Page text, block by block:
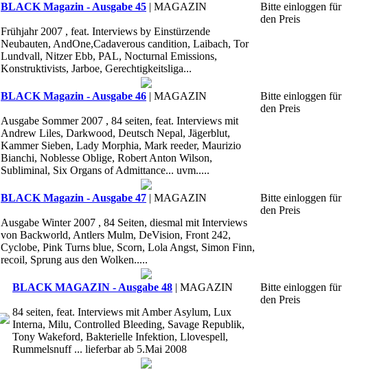
BLACK Magazin - Ausgabe 45 | MAGAZIN
Frühjahr 2007 , feat. Interviews by Einstürzende
Neubauten, AndOne,Cadaverous candition, Laibach, Tor
Lundvall, Nitzer Ebb, PAL, Nocturnal Emissions,
Konstruktivists, Jarboe, Gerechtigkeitsliga...
Bitte einloggen für
den Preis
BLACK Magazin - Ausgabe 46 | MAGAZIN
Ausgabe Sommer 2007 , 84 seiten, feat. Interviews mit
Andrew Liles, Darkwood, Deutsch Nepal, Jägerblut,
Kammer Sieben, Lady Morphia, Mark reeder, Maurizio
Bianchi, Noblesse Oblige, Robert Anton Wilson,
Subliminal, Six Organs of Admittance... uvm.....
Bitte einloggen für
den Preis
BLACK Magazin - Ausgabe 47 | MAGAZIN
Ausgabe Winter 2007 , 84 Seiten, diesmal mit Interviews
von Backworld, Antlers Mulm, DeVision, Front 242,
Cyclobe, Pink Turns blue, Scorn, Lola Angst, Simon Finn,
recoil, Sprung aus den Wolken.....
Bitte einloggen für
den Preis
BLACK MAGAZIN - Ausgabe 48 | MAGAZIN
84 seiten, feat. Interviews mit Amber Asylum, Lux
Interna, Milu, Controlled Bleeding, Savage Republik,
Tony Wakeford, Bakterielle Infektion, Llovespell,
Rummelsnuff ... lieferbar ab 5.Mai 2008
Bitte einloggen für
den Preis